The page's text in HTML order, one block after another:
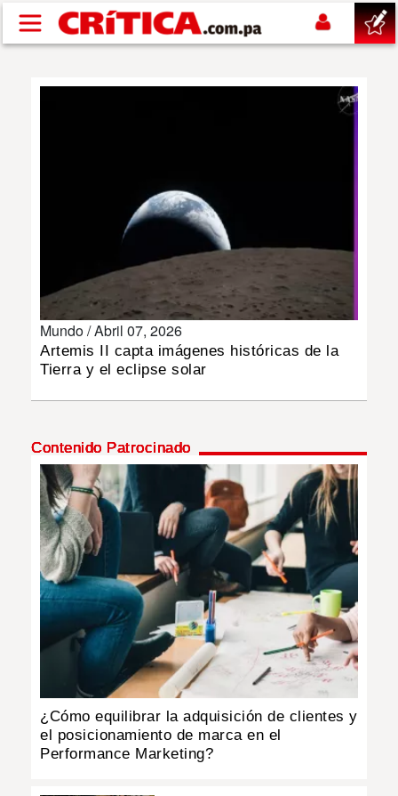
Pasar al contenido principal
DEPORTES
MULTIMEDIA
IMPRESO
Mundo /Abril 07, 2026
Artemis II capta imágenes históricas de la
Tierra y el eclipse solar
Contenido Patrocinado
¿Cómo equilibrar la adquisición de clientes y
el posicionamiento de marca en el
Performance Marketing?